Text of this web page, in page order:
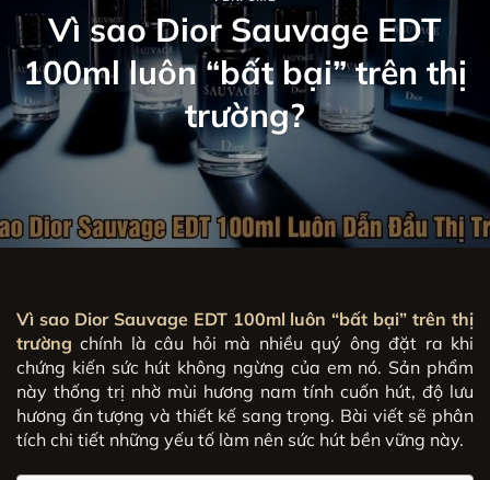
Vì sao Dior Sauvage EDT
100ml luôn “bất bại” trên thị
trường?
Vì sao Dior Sauvage EDT 100ml luôn “bất bại” trên thị
trường chính là câu hỏi mà nhiều quý ông đặt ra khi
chứng kiến sức hút không ngừng của em nó. Sản phẩm
này thống trị nhờ mùi hương nam tính cuốn hút, độ lưu
hương ấn tượng và thiết kế sang trọng. Bài viết sẽ phân
tích chi tiết những yếu tố làm nên sức hút bền vững này.